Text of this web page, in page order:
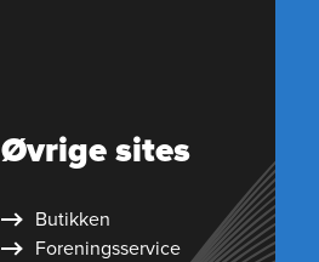
Øvrige sites
Butikken
Foreningsservice